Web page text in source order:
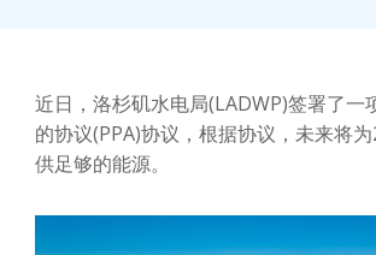
近日，洛杉矶水电局(LADWP)签署了一
的协议(PPA)协议，根据协议，未来将
供足够的能源。